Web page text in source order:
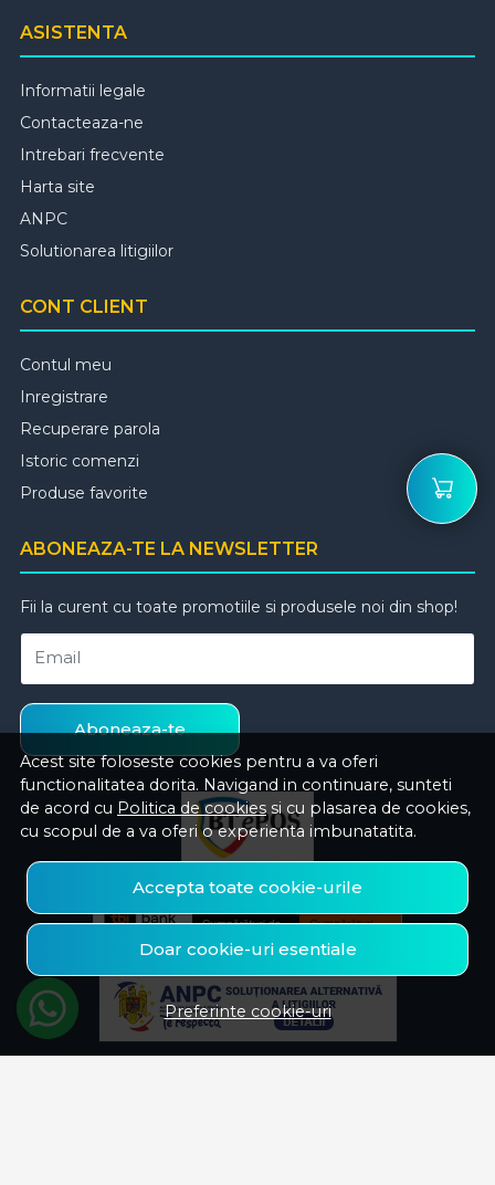
Acest site foloseste cookies pentru a va oferi
functionalitatea dorita. Navigand in continuare, sunteti
de acord cu Politica de cookies si cu plasarea de cookies,
cu scopul de a va oferi o experienta imbunatatita.
Accepta toate cookie-urile
Doar cookie-uri esentiale
Preferinte cookie-uri
ASISTENTA
Informatii legale
Contacteaza-ne
Intrebari frecvente
Harta site
ANPC
Solutionarea litigiilor
CONT CLIENT
Contul meu
Inregistrare
Recuperare parola
Istoric comenzi
Produse favorite
ABONEAZA-TE LA NEWSLETTER
Fii la curent cu toate promotiile si produsele noi din shop!
Email
Aboneaza-te